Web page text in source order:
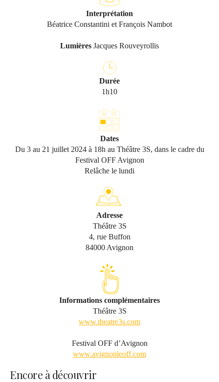
Interprétation
Béatrice Constantini et François Nambot
Lumières Jacques Rouveyrollis
Durée
1h10
Dates
Du 3 au 21 juillet 2024 à 18h au Théâtre 3S, dans le cadre du
Festival OFF Avignon
Relâche le lundi
Adresse
Théâtre 3S
4, rue Buffon
84000 Avignon
Informations complémentaires
Théâtre 3S
www.theatre3s.com
Festival OFF d’Avignon
www.avignonleoff.com
Encore à découvrir